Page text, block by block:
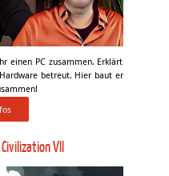
einen PC zusammen. Erklärt
betreut. Hier baut er
VII